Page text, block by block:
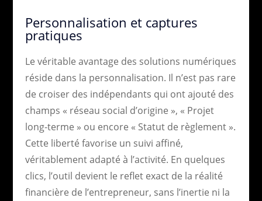
Personnalisation et captures
pratiques
Le véritable avantage des solutions numériques
réside dans la personnalisation. Il n’est pas rare
de croiser des indépendants qui ont ajouté des
champs « réseau social d’origine », « Projet
long-terme » ou encore « Statut de règlement ».
Cette liberté favorise un suivi affiné,
véritablement adapté à l’activité. En quelques
clics, l’outil devient le reflet exact de la réalité
financière de l’entrepreneur, sans l’inertie ni la